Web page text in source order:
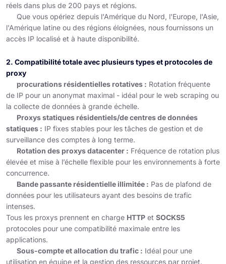
réels dans plus de 200 pays et régions.
Que vous opériez depuis l'Amérique du Nord, l'Europe, l'Asie,
l'Amérique latine ou des régions éloignées, nous fournissons un
accès IP localisé et à haute disponibilité.
2. Compatibilité totale avec plusieurs types et protocoles de
proxy
procurations résidentielles rotatives : Rotation fréquente
de IP pour un anonymat maximal - idéal pour le web scraping ou
la collecte de données à grande échelle.
Proxys statiques résidentiels/de centres de données
statiques : IP fixes stables pour les tâches de gestion et de
surveillance des comptes à long terme.
Rotation des proxys datacenter : Fréquence de rotation plus
élevée et mise à l’échelle flexible pour les environnements à forte
concurrence.
Bande passante résidentielle illimitée : Pas de plafond de
données pour les utilisateurs ayant des besoins de trafic
intenses.
Tous les proxys prennent en charge HTTP et SOCKS5
protocoles pour une compatibilité maximale entre les
applications.
Sous-compte et allocation du trafic : Idéal pour une
utilisation en équipe et la gestion des ressources par projet.